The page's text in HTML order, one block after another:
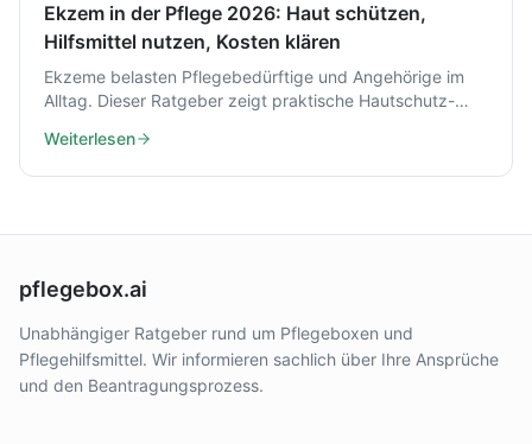
Ekzem in der Pflege 2026: Haut schützen,
Hilfsmittel nutzen, Kosten klären
Ekzeme belasten Pflegebedürftige und Angehörige im
Alltag. Dieser Ratgeber zeigt praktische Hautschutz-
2026 geregelt sind.
Weiterlesen
pflegebox.ai
Unabhängiger Ratgeber rund um Pflegeboxen und
Pflegehilfsmittel. Wir informieren sachlich über Ihre Ansprüche
und den Beantragungsprozess.